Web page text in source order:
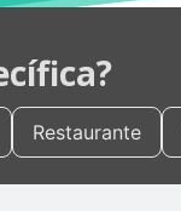
Restaurante